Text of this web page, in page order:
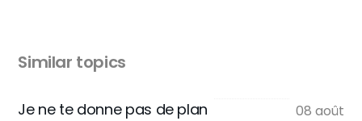
Similar topics
Je ne te donne pas de plan 08 août